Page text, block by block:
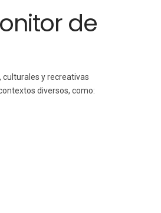
de
y recreativas
diversos, como: